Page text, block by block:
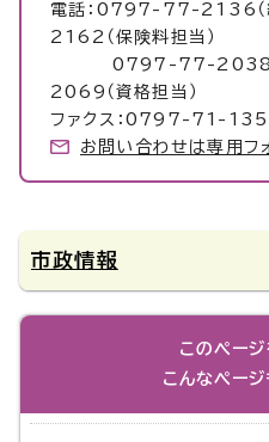
電話：0797-77-2136
2162（保険料担当）
0797-77-2038（
2069（資格担当）
ファクス：0797-71-
お問い合わせは専用フ
市政情報
このペー
こんなペー